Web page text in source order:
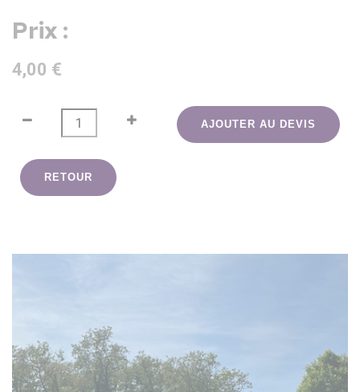
Prix :
4,00 €
AJOUTER AU DEVIS
RETOUR